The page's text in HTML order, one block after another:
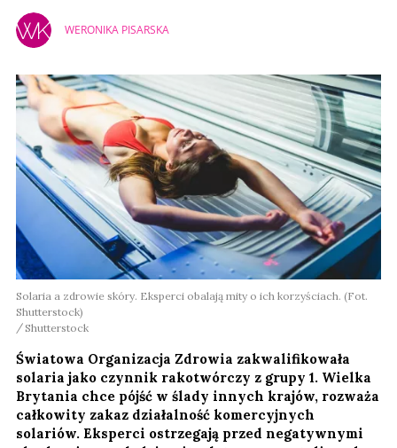
WERONIKA PISARSKA
Solaria a zdrowie skóry. Eksperci obalają mity o ich korzyściach. (Fot.
Shutterstock)
Shutterstock
Światowa Organizacja Zdrowia zakwalifikowała
solaria jako czynnik rakotwórczy z grupy 1. Wielka
Brytania chce pójść w ślady innych krajów, rozważa
całkowity zakaz działalność komercyjnych
solariów. Eksperci ostrzegają przed negatywnymi